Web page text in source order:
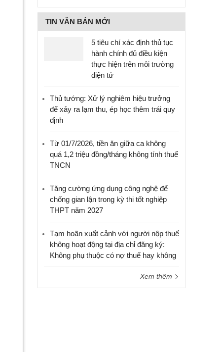
TIN VĂN BẢN MỚI
5 tiêu chí xác định thủ tục
hành chính đủ điều kiện
thực hiện trên môi trường
điện tử
Thủ tướng: Xử lý nghiêm hiệu trưởng
để xảy ra lạm thu, ép học thêm trái quy
định
Từ 01/7/2026, tiền ăn giữa ca không
quá 1,2 triệu đồng/tháng không tính thuế
TNCN
Tăng cường ứng dụng công nghệ để
chống gian lận trong kỳ thi tốt nghiệp
THPT năm 2027
Tạm hoãn xuất cảnh với người nộp thuế
không hoạt động tại địa chỉ đăng ký:
Không phụ thuộc có nợ thuế hay không
Xem thêm